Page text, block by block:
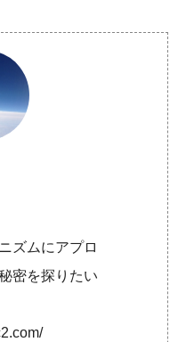
ズムにアプロ
密を探りたい